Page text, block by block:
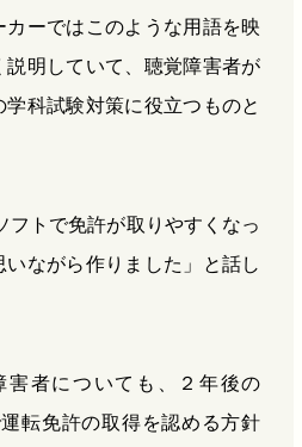
ーではこのような用語を映
明していて、聴覚障害者が
科試験対策に役立つものと
フトで免許が取りやすくなっ
ながら作りました」と話し
害者についても、２年後の
転免許の取得を認める方針